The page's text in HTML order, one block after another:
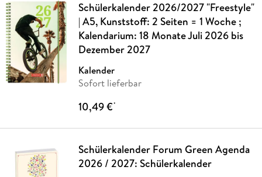
Schülerkalender 2026/2027 "Freestyle"
| A5, Kunststoff: 2 Seiten = 1 Woche ;
Kalendarium: 18 Monate Juli 2026 bis
Dezember 2027
Kalender
Sofort lieferbar
10,49 €*
Schülerkalender Forum Green Agenda
2026 / 2027: Schülerkalender